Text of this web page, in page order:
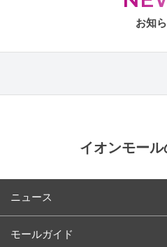
お知
イオンモー
ニュース
モールガイド